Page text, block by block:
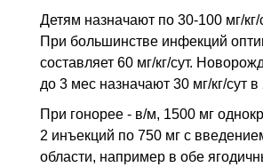
Детям назначают по 30-100 мг/
При большинстве инфекций
составляет 60 мг/кг/сут.
до 3 мес назначают 30 мг/кг/сут
При гонорее - в/м, 1500 мг
2 инъекций по 750 мг с
области, например в обе